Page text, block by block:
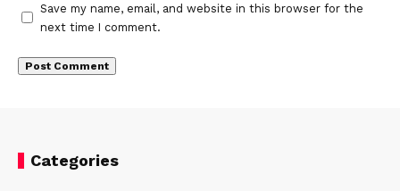
Save my name, email, and website in this browser for the
next time I comment.
Categories